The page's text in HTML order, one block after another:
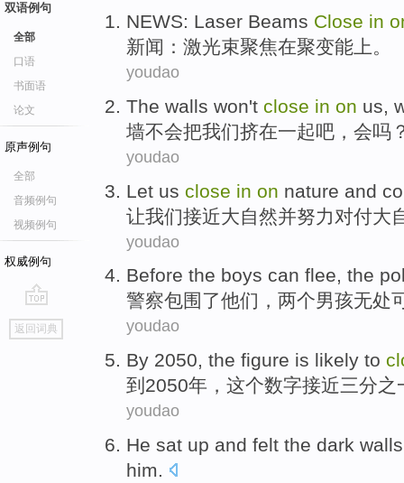
双语例句
全部
口语
书面语
论文
原声例句
全部
音频例句
视频例句
权威例句
go
top
返回词典
NEWS: Laser Beams Close in
新闻 ： 激光束聚焦在聚变能 上。
youdao
The walls won't close in on us,
墙不会把我们挤在一起吧， 会吗
youdao
Let us close in on nature and
让我们接近大自然并努力对付大
youdao
Before the boys can flee, the
警察包围了他们， 两个男孩无处
youdao
By 2050, the figure is likely to
到 2050年， 这个数字接近三分之
youdao
He sat up and felt the dark walls
him.